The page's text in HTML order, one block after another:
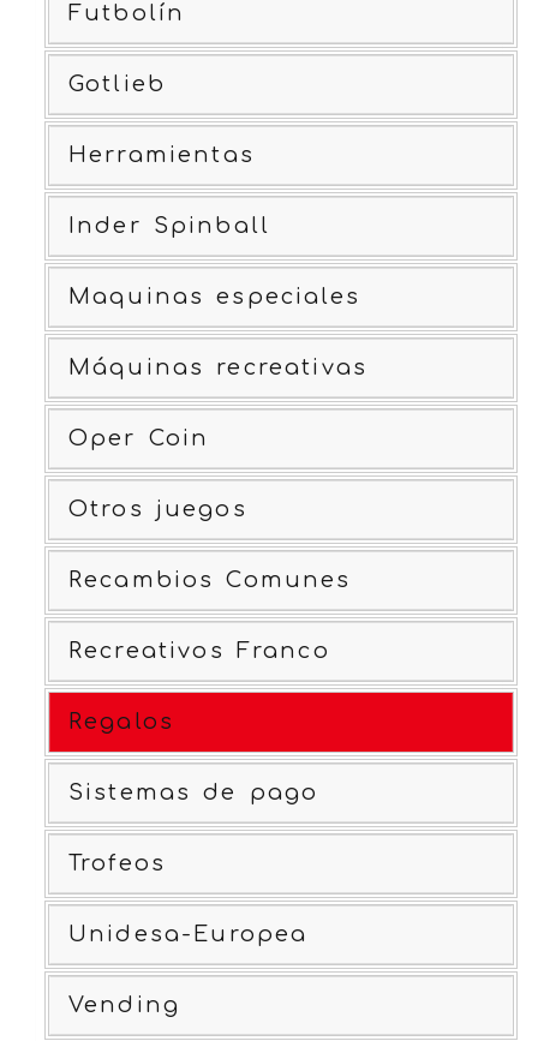
Futbolín
Gotlieb
Herramientas
Inder Spinball
Maquinas especiales
Máquinas recreativas
Oper Coin
Otros juegos
Recambios Comunes
Recreativos Franco
Regalos
Sistemas de pago
Trofeos
Unidesa-Europea
Vending